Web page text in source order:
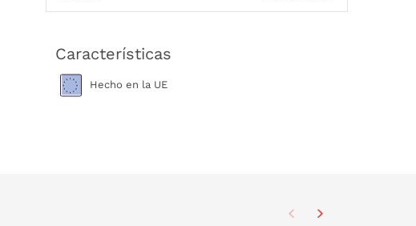
Características
Hecho en la UE